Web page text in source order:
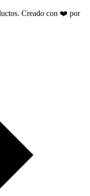
Creado con ❤️ por